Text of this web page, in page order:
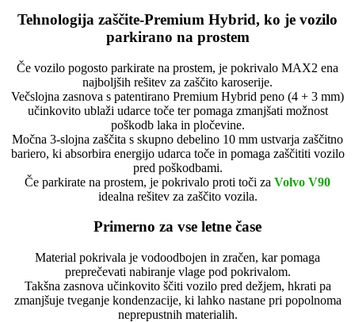
Tehnologija zaščite-Premium Hybrid, ko je vozilo
parkirano na prostem
Če vozilo pogosto parkirate na prostem, je pokrivalo MAX2 ena
najboljših rešitev za zaščito karoserije.
Večslojna zasnova s patentirano Premium Hybrid peno (4 + 3 mm)
učinkovito ublaži udarce toče ter pomaga zmanjšati možnost
poškodb laka in pločevine.
Močna 3-slojna zaščita s skupno debelino 10 mm ustvarja zaščitno
bariero, ki absorbira energijo udarca toče in pomaga zaščititi vozilo
pred poškodbami.
Če parkirate na prostem, je pokrivalo proti toči za Volvo V90
idealna rešitev za zaščito vozila.
Primerno za vse letne čase
Material pokrivala je vodoodbojen in zračen, kar pomaga
preprečevati nabiranje vlage pod pokrivalom.
Takšna zasnova učinkovito ščiti vozilo pred dežjem, hkrati pa
zmanjšuje tveganje kondenzacije, ki lahko nastane pri popolnoma
neprepustnih materialih.